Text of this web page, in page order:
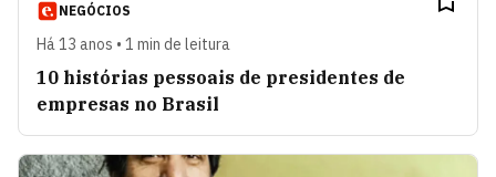
NEGÓCIOS
Há 13 anos • 1 min de leitura
10 histórias pessoais de presidentes de
empresas no Brasil